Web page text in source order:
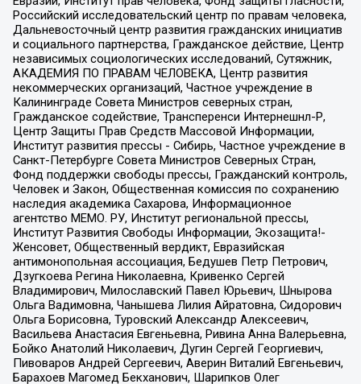
Российский исследовательский центр по правам человека,
Дальневосточный центр развития гражданских инициатив
и социального партнерства, Гражданское действие, Центр
независимых социологических исследований, Сутяжник,
АКАДЕМИЯ ПО ПРАВАМ ЧЕЛОВЕКА, Центр развития
некоммерческих организаций, Частное учреждение в
Калининграде Совета Министров северных стран,
Гражданское содействие, Трансперенси Интернешнл-Р,
Центр Защиты Прав Средств Массовой Информации,
Институт развития прессы - Сибирь, Частное учреждение в
Санкт-Петербурге Совета Министров Северных Стран,
Фонд поддержки свободы прессы, Гражданский контроль,
Человек и Закон, Общественная комиссия по сохранению
наследия академика Сахарова, Информационное
агентство МЕМО. РУ, Институт региональной прессы,
Институт Развития Свободы Информации, Экозащита!-
Женсовет, Общественный вердикт, Евразийская
антимонопольная ассоциация, Бедушев Петр Петрович,
Дзугкоева Регина Николаевна, Кривенко Сергей
Владимирович, Милославский Павел Юрьевич, Шнырова
Ольга Вадимовна, Чанышева Лилия Айратовна, Сидорович
Ольга Борисовна, Туровский Александр Алексеевич,
Васильева Анастасия Евгеньевна, Ривина Анна Валерьевна,
Бойко Анатолий Николаевич, Дугин Сергей Георгиевич,
Пивоваров Андрей Сергеевич, Аверин Виталий Евгеньевич,
Барахоев Магомед Бекханович, Шарипков Олег